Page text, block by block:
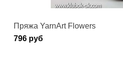
Пряжа YarnArt Flowers
796 руб